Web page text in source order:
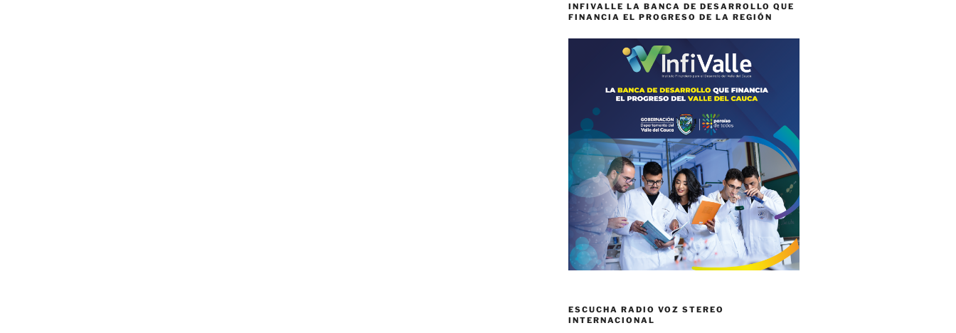
INFIVALLE LA BANCA DE DESARROLLO QUE
FINANCIA EL PROGRESO DE LA REGIÓN
ESCUCHA RADIO VOZ STEREO
INTERNACIONAL